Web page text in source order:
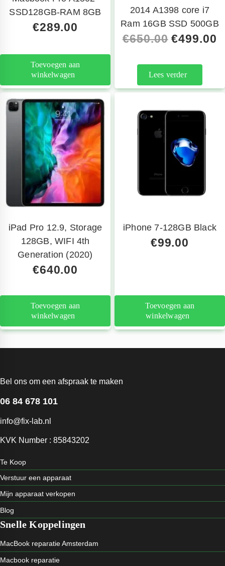
SSD128GB-RAM 8GB
€289.00
Toevoegen aan
winkelwagen
2014 A1398 core i7
Ram 16GB SSD 500GB
€650.00 €499.00
Lees verder
iPad Pro 12.9, Storage
128GB, WIFI 4th
Generation (2020)
€640.00
Toevoegen aan
winkelwagen
iPhone 7-128GB Black
€99.00
Toevoegen aan
winkelwagen
Bel ons om een afspraak te maken
06 84 678 101
info@fix-lab.nl
KVK Number : 85843202
Te Koop
Verstuur een apparaat
Mijn apparaat verkopen
Blog
Snelle Koppelingen
MacBook reparatie Amsterdam
Macbook reparatie